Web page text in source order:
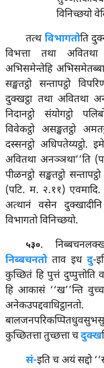
विनिच्छयो
तत्थ विभागतोति
विभत्ता तथा
अभिसमेन्तेहि
सङ्खतट्ठो सन्तापट्ठो
दुक्खट्ठा तथा अवितथा
निदानट्ठो संयोगट्ठो
विवेकट्ठो असङ्खतट्ठो
दस्सनट्ठो अधिपतेय्यट्ठो.
अवितथा अनञ्ञथा’’ति
पीळनट्ठो सङ्खतट्ठो
(पटि. म. २.११) एवमादि.
अत्थानं वसेन
विभागतो विनिच्छयो.
५३०.
निब्बचनतोताव इध दु-
कुच्छितं हि पुत्तं दुप्पुत्तोति
हि आकासं ‘‘ख’’न्ति
कुच्छितत्ता तुच्छत्ता चदुक्ख
सं-इतिच अयं सद्दो